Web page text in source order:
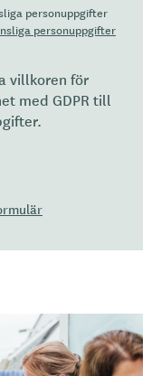
personuppgifter
personuppgifter
villkoren för
med GDPR till